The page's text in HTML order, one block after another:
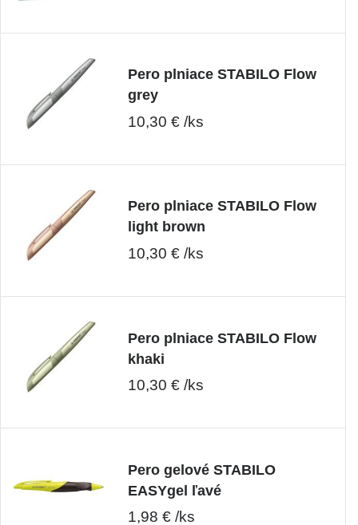
Pero plniace STABILO Flow
grey
10,30 € /ks
Pero plniace STABILO Flow
light brown
10,30 € /ks
Pero plniace STABILO Flow
khaki
10,30 € /ks
Pero gelové STABILO
EASYgel ľavé
1,98 € /ks